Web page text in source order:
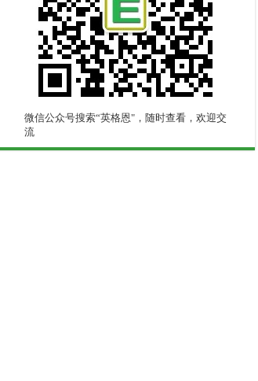
微信公众号搜索“英格恩"，随时查看，欢迎交
流